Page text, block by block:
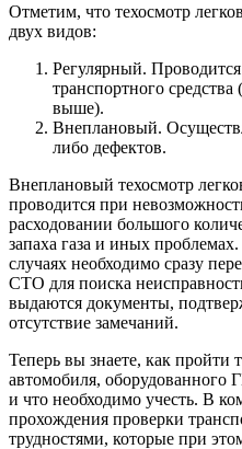
Отметим, что техосмотр
двух видов:
Регулярный.
транспортного средства
выше).
Внеплановый.
либо дефектов.
Внеплановый техосмотр
проводится при
расходовании большого
запаха газа и иных
случаях необходимо сразу
СТО для поиска
выдаются документы,
отсутствие замечаний.
Теперь вы знаете, как пройти
автомобиля, оборудованного
и что необходимо учесть. В
прохождения проверки
трудностями, которые при